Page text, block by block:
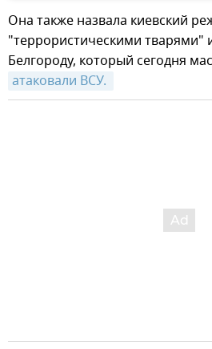
Она также назвала киевский
"террористическими тварями"
Белгороду, который сегодня
атаковали ВСУ.